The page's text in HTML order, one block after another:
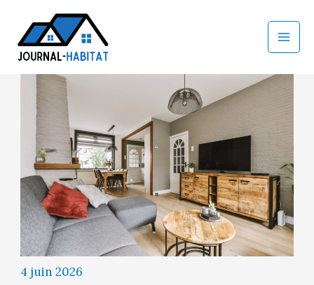
contenu
4 juin 2026